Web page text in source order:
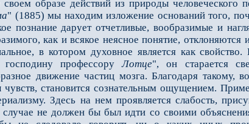
своем образе действий из природы
" (1885) мы находим изложение оснований того,
познание дарует отчетливые, вообразимые и
как и всякое неясное понятие,
в котором духовное является как
господину профессоруЛотце", он старается
движение частиц мозга. Благодаря
становится сознательным ощущением.
Здесь на нем проявляется слабость,
не должен бы был идти со своими